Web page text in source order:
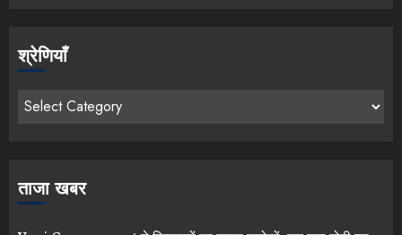
श्रेणियाँ
ताजा खबर